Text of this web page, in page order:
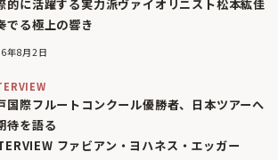
的に活躍する実力派ヴァイオリニスト松本紘佳
でる極上の響き
年8月2日
国際フルートコンクール優勝者、日本ツアーへ
待を語る
ファビアン・ヨハネス・エッガー